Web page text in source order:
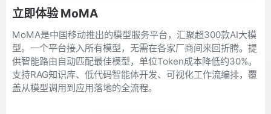
立即体验 MoMA
MoMA是中国移动推出的模型服务平台，汇聚超300款AI大模
型。一个平台接入所有模型，无需在各家厂商间来回折腾。提
供智能路由自动匹配最佳模型，单位Token成本降低约30%。
支持RAG知识库、低代码智能体开发、可视化工作流编排，覆
盖从模型调用到应用落地的全流程。